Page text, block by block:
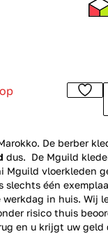
De berber
dus. De Mguild
Mguild vloerkleden
slechts één
in huis. Wij
risico thuis
en u krijgt uw geld